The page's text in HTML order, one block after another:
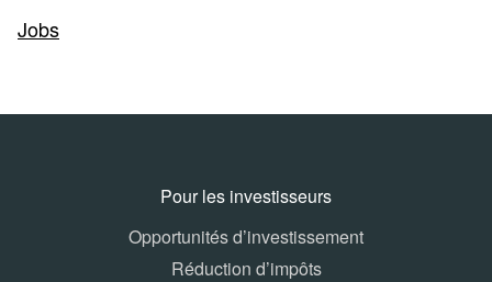
Jobs
Pour les investisseurs
Opportunités d’investissement
Réduction d’impôts